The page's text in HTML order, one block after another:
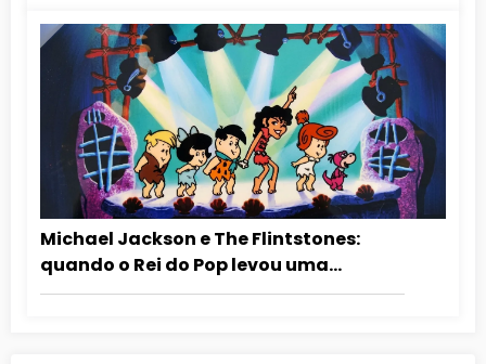
Michael Jackson e The Flintstones:
quando o Rei do Pop levou uma
mensagem antidrogas para as